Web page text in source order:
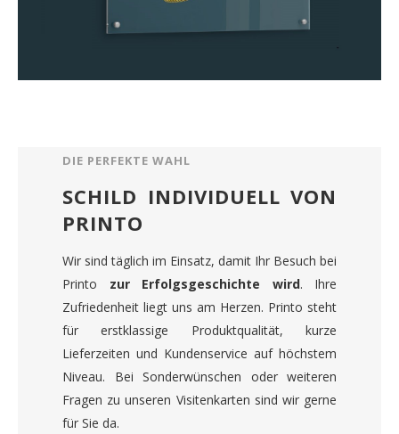
DIE PERFEKTE WAHL
SCHILD INDIVIDUELL VON
PRINTO
Wir sind täglich im Einsatz, damit Ihr Besuch bei
Printo zur Erfolgsgeschichte wird. Ihre
Zufriedenheit liegt uns am Herzen. Printo steht
für erstklassige Produktqualität, kurze
Lieferzeiten und Kundenservice auf höchstem
Niveau. Bei Sonderwünschen oder weiteren
Fragen zu unseren Visitenkarten sind wir gerne
für Sie da.